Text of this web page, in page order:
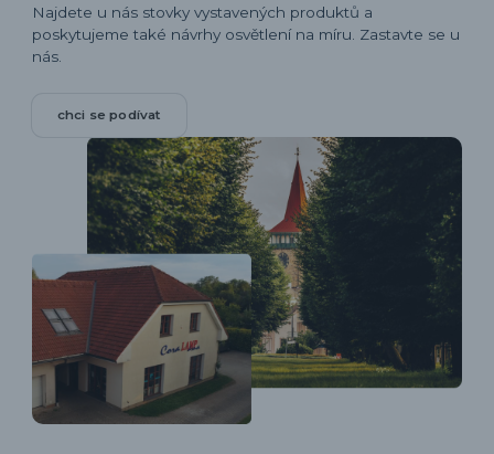
Najdete u nás stovky vystavených produktů a
poskytujeme také návrhy osvětlení na míru. Zastavte se u
nás.
chci se podívat